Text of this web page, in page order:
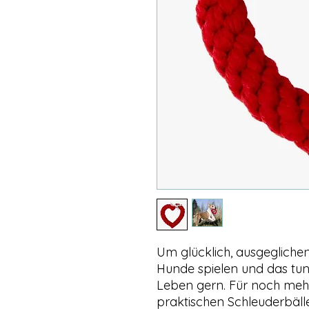
Um glücklich,
Hunde spielen und das
Leben gern. Für noch
praktischen